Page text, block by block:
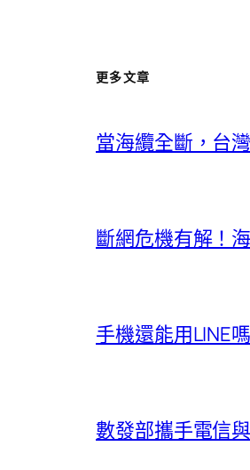
更多文章
當海纜全斷，台
斷網危機有解！
手機還能用LINE
數發部攜手電信